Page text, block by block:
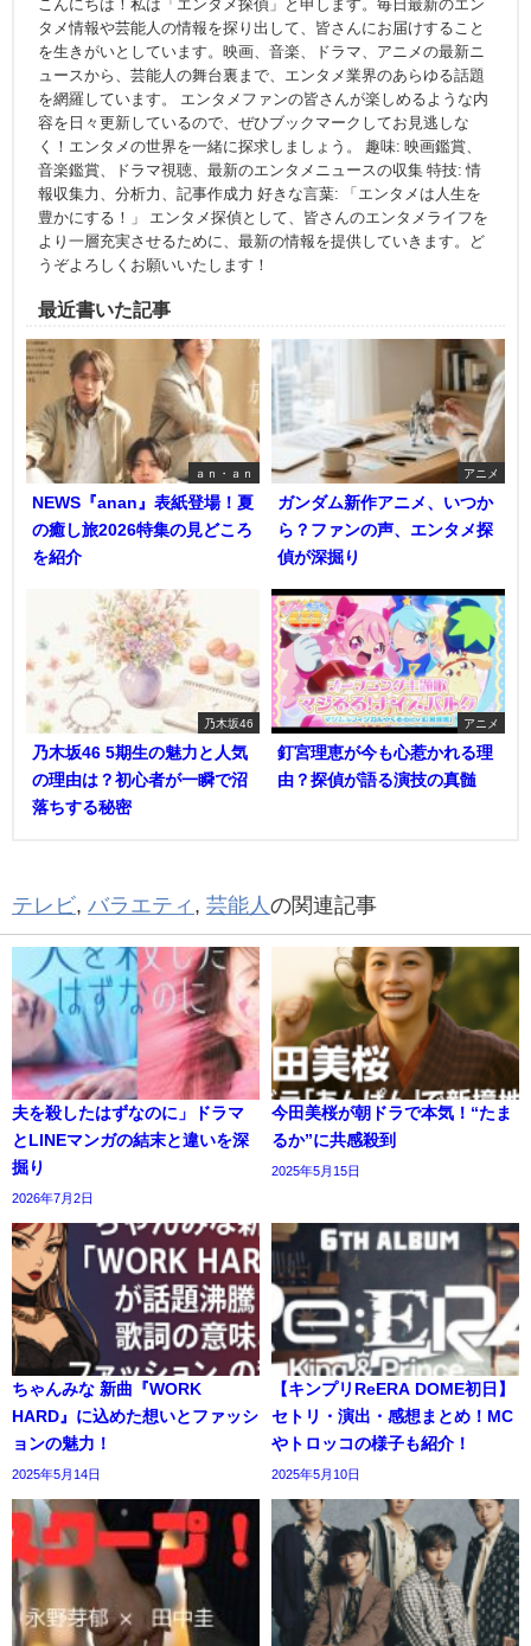
こんにちは！私は「エンタメ探偵」と申します。毎日最新のエン
タメ情報や芸能人の情報を探り出して、皆さんにお届けすること
を生きがいとしています。映画、音楽、ドラマ、アニメの最新ニ
ュースから、芸能人の舞台裏まで、エンタメ業界のあらゆる話題
を網羅しています。 エンタメファンの皆さんが楽しめるような内
容を日々更新しているので、ぜひブックマークしてお見逃しな
く！エンタメの世界を一緒に探求しましょう。 趣味: 映画鑑賞、
音楽鑑賞、ドラマ視聴、最新のエンタメニュースの収集 特技: 情
報収集力、分析力、記事作成力 好きな言葉: 「エンタメは人生を
豊かにする！」 エンタメ探偵として、皆さんのエンタメライフを
より一層充実させるために、最新の情報を提供していきます。ど
うぞよろしくお願いいたします！
最近書いた記事
ａｎ・ａｎ
NEWS『anan』表紙登場！夏
の癒し旅2026特集の見どころ
を紹介
アニメ
ガンダム新作アニメ、いつか
ら？ファンの声、エンタメ探
偵が深掘り
乃木坂46
乃木坂46 5期生の魅力と人気
の理由は？初心者が一瞬で沼
落ちする秘密
アニメ
釘宮理恵が今も心惹かれる理
由？探偵が語る演技の真髄
テレビ, バラエティ , 芸能人 の関連記事
夫を殺したはずなのに」ドラマ
とLINEマンガの結末と違いを深
掘り
2026年7月2日
今田美桜が朝ドラで本気！“たま
るか”に共感殺到
2025年5月15日
ちゃんみな 新曲『WORK
HARD』に込めた想いとファッシ
ョンの魅力！
2025年5月14日
【キンプリReERA DOME初日】
セトリ・演出・感想まとめ！MC
やトロッコの様子も紹介！
2025年5月10日